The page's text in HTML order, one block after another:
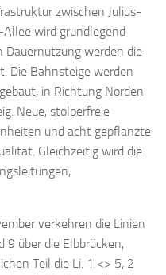
zwischen Julius-
wird grundlegend
Dauernutzung werden die
Die Bahnsteige werden
in Richtung Norden
Neue, stolperfreie
und acht gepflanzte
Gleichzeitig wird die
verkehren die Linien
9 über die Elbbrücken,
Teil die Li. 1 <> 5, 2